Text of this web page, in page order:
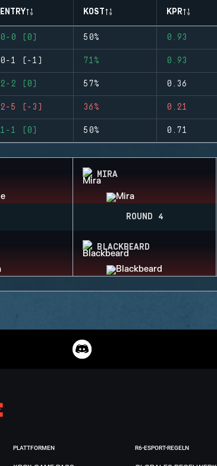
ENTRY KOST KPR
0-0 (0) 50% 0.93
0-1 (-1) 71% 0.93
2-2 (0) 57% 0.36
2-5 (-3) 36% 0.21
1-1 (0) 50% 0.71
MIRA
ROUND 4
BLACKBEARD
PLATTFORMEN R6-ESPORT-REGELN